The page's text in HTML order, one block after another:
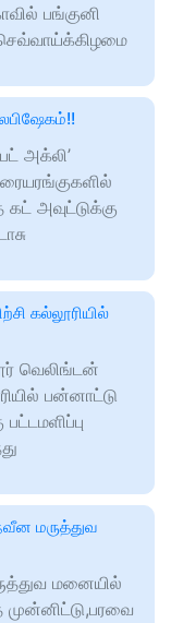
பங்குனி
செவ்வாய்க்கிழமை
அக்லி’
அவுட்டுக்கு
கல்லூரியில்
வெலிங்டன்
பன்னாட்டு
மருத்துவ
மனையில்
முன்னிட்டு,பரவை